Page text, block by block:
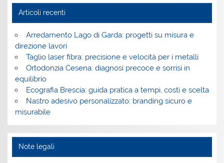
Articoli recenti
Arredamento Lago di Garda: progetti su misura e
direzione lavori
Taglio laser fibra: precisione e velocità per i metalli
Ortodonzia Cesena: diagnosi precoce e sorrisi in
equilibrio
Ecografia Brescia: guida pratica a tempi, costi e scelta
Nastro adesivo personalizzato: branding sicuro e
misurabile
Note legali